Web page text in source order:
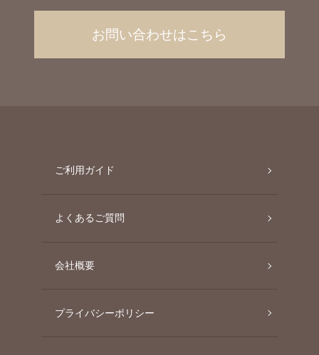
お問い合わせはこちら
ご利用ガイド
よくあるご質問
会社概要
プライバシーポリシー